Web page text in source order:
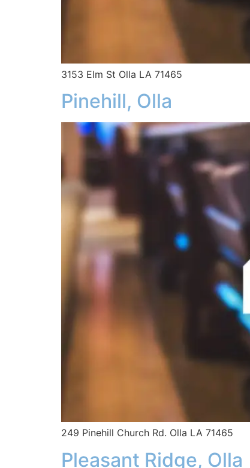
3153 Elm St Olla LA 71465
Pinehill, Olla
249 Pinehill Church Rd. Olla LA 71465
Pleasant Ridge, Olla